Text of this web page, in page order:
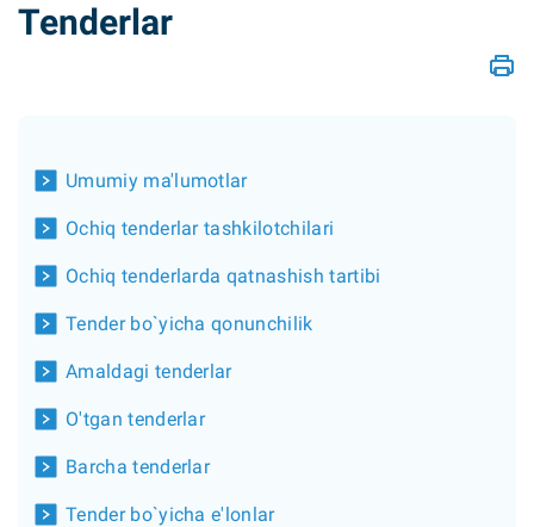
Tenderlar
Umumiy ma'lumotlar
Ochiq tenderlar tashkilotchilari
Ochiq tenderlarda qatnashish tartibi
Tender bo`yicha qonunchilik
Amaldagi tenderlar
O'tgan tenderlar
Barcha tenderlar
Tender bo`yicha e'lonlar